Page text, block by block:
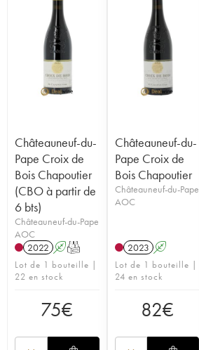
Châteauneuf-du-
Pape Croix de
Bois Chapoutier
(CBO à partir de
6 bts)
Châteauneuf-du-Pape
AOC
2022 AT
Lot de 1 bouteille |
22 en stock
75€
Châteauneuf-du-
Pape Croix de
Bois Chapoutier
Châteauneuf-du-Pape
AOC
2023 A
Lot de 1 bouteille |
24 en stock
82€